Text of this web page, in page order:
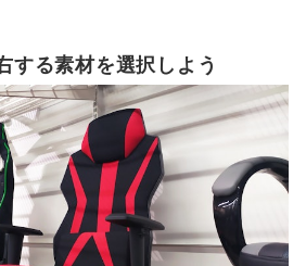
する素材を選択しよう